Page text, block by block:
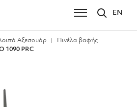
EN
Αξεσουάρ
Πινέλα βαφής
PRC